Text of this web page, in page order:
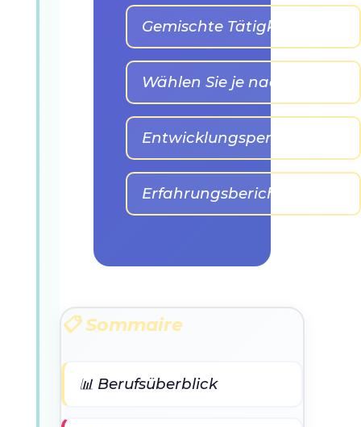
Gemischte Tätigkeit
Wählen Sie je nach Profil
Entwicklungsperspektiven
Erfahrungsberichte
📋 Sommaire
📊 Berufsüberblick